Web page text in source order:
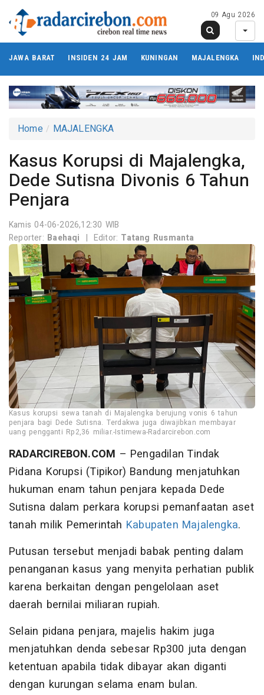
09 Agu 2026
JAWA BARAT INSIDEN 24 JAM KUNINGAN MAJALENGKA
Home MAJALENGKA
Kasus Korupsi di Majalengka,
Dede Sutisna Divonis 6 Tahun
Penjara
Kamis 04-06-2026,12:30 WIB
Reporter: Baehaqi | Editor: Tatang Rusmanta
Kasus korupsi sewa tanah di Majalengka berujung vonis 6 tahun
penjara bagi Dede Sutisna. Terdakwa juga diwajibkan membayar
uang pengganti Rp2,36 miliar.-Istimewa-Radarcirebon.com
RADARCIREBON.COM – Pengadilan Tindak
Pidana Korupsi (Tipikor) Bandung menjatuhkan
hukuman enam tahun penjara kepada Dede
Sutisna dalam perkara korupsi pemanfaatan aset
tanah milik Pemerintah Kabupaten Majalengka.
Putusan tersebut menjadi babak penting dalam
penanganan kasus yang menyita perhatian publik
karena berkaitan dengan pengelolaan aset
daerah bernilai miliaran rupiah.
Selain pidana penjara, majelis hakim juga
menjatuhkan denda sebesar Rp300 juta dengan
ketentuan apabila tidak dibayar akan diganti
dengan kurungan selama enam bulan.